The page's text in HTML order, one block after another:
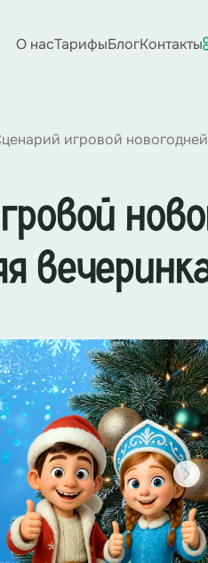
О насТарифыБлогКонтакты
игровой